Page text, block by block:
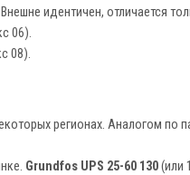
идентичен, отличается
06).
08).
регионах. Аналогом по
Grundfos UPS 25-60 130(или